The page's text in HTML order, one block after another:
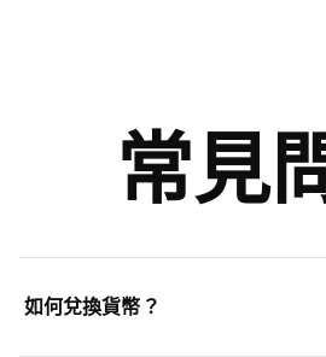
常見
如何兌換貨幣？